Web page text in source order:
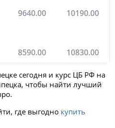
9640.00 10190.00
8590.00 10830.00
сегодня и курс ЦБ РФ на
чтобы найти лучший
где выгодно купить